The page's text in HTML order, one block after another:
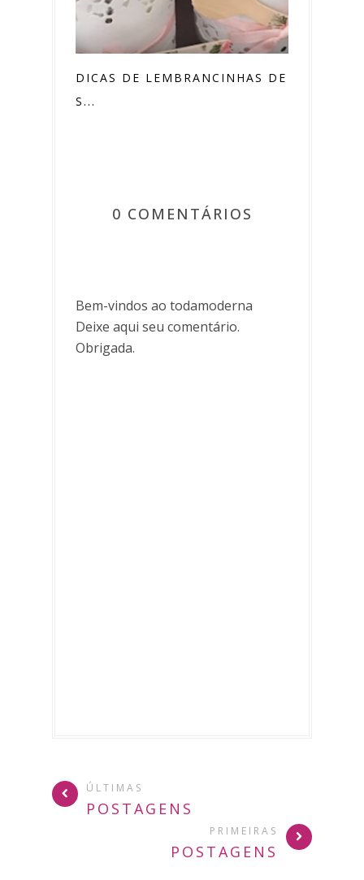
DICAS DE LEMBRANCINHAS DE FESTA
S...
0 COMENTÁRIOS
Bem-vindos ao todamoderna
Deixe aqui seu comentário.
Obrigada.
ÚLTIMAS
POSTAGENS
PRIMEIRAS
POSTAGENS